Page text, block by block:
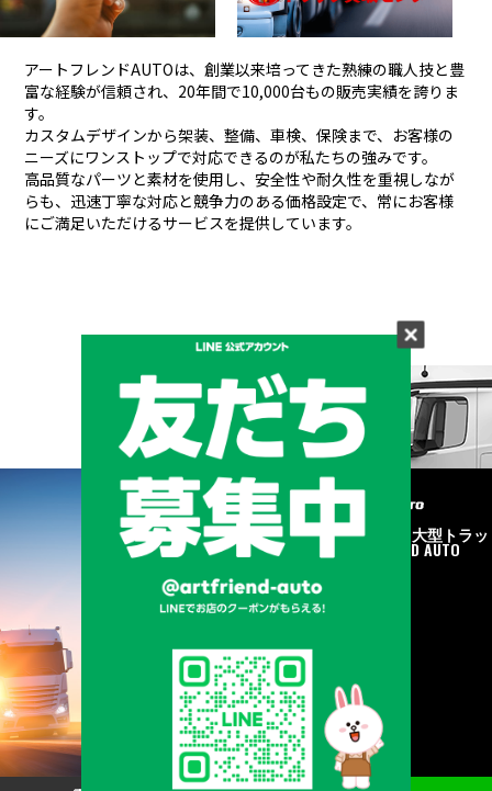
アートフレンドAUTOは、創業以来培ってきた熟練の職人技と豊
富な経験が信頼され、 20年間で10,000台もの販売実績を誇りま
す。
カスタムデザインから架装、整備、車検、保険まで、お客様の
ニーズにワンストップで対応できるのが私たちの強みです。
高品質なパーツと素材を使用し、安全性や耐久性を重視しなが
らも、 迅速丁寧な対応と競争力のある価格設定で、常にお客様
にご満足いただけるサービスを提供しています。
メーカーと形状から探す
BRAND & TYPE
©2020中古トラック・大型トラッ
ク販売はART FRIEND AUTO